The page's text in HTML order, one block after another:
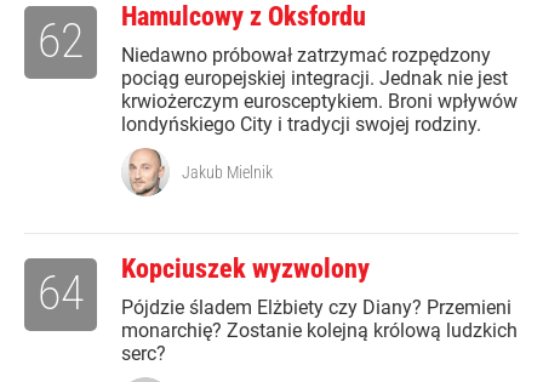
Hamulcowy z Oksfordu
Niedawno próbował zatrzymać rozpędzony
pociąg europejskiej integracji. Jednak nie jest
krwiożerczym eurosceptykiem. Broni wpływów
londyńskiego City i tradycji swojej rodziny.
62
Jakub Mielnik
Kopciuszek wyzwolony
Pójdzie śladem Elżbiety czy Diany? Przemieni
monarchię? Zostanie kolejną królową ludzkich
serc?
64